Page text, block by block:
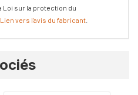
Loi sur la protection du
Lien vers l'avis du fabricant